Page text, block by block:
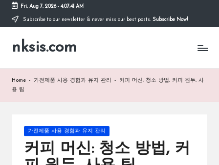
Skip
content
Fri, Aug 7, 2026- 4:07:42 AM
Subscribe to our newsletter & never miss our best posts. Subscribe Now!
nksis.com
Home - 가전제품 사용 경험과 유지 관리 -
커피 머신: 청소 방법, 커피 원두, 사
용 팁
Posted
가전제품 사용 경험과 유지 관리
커피 머신: 청소 방법, 커